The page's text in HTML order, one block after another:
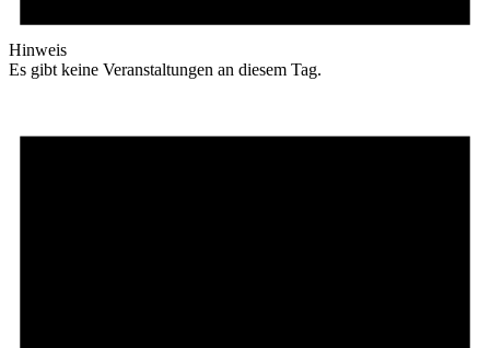
Hinweis
Es gibt keine Veranstaltungen an diesem Tag.